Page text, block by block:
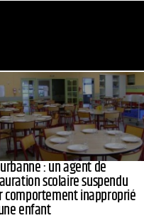
: un agent de
scolaire suspendu
comportement inapproprié
enfant